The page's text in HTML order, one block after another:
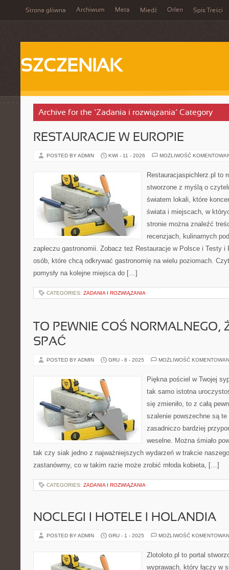
Strona główna Archiwum Meta Miedź Orlen Spis Treści
SZCZENIAK
Archive for the ‘Zadania i rozwiązania’ Category
RESTAURACJE W EUROPIE
POSTED BY ADMIN KWI - 11 - 2026 MOŻLIWOŚĆ
Restauracjaspichlerz.pl to
stworzone z myślą o
światem lokali, które
świata i miejscach, w
stronie można znaleźć
recenzjach, kulinarnych
zapleczu gastronomii. Zobacz też Restauracje w Polsce i Testy i
osób, które chcą odkrywać gastronomię na wielu poziomach.
pomysły na kolejne miejsca do […]
CATEGORIES: ZADANIA I ROZWIĄZANIA
TO PEWNIE COŚ NORMALNEGO,
SPAĆ
POSTED BY ADMIN GRU - 8 - 2025 MOŻLIWOŚĆ
Piękna pościel w Twojej
tak samo istotna
się zmieniło, to z całą
szalenie powszechne są
zasadniczo bardziej
weselne. Można śmiało
tak czy siak jedno z najważniejszych wydarzeń w trakcie
zastanówmy, co w takim razie może zrobić młoda kobieta, […]
CATEGORIES: ZADANIA I ROZWIĄZANIA
NOCLEGI I HOTELE I HOLANDIA
POSTED BY ADMIN GRU - 1 - 2025 MOŻLIWOŚĆ
Zlotoloto.pl to portal
wyprawach, który łączy w